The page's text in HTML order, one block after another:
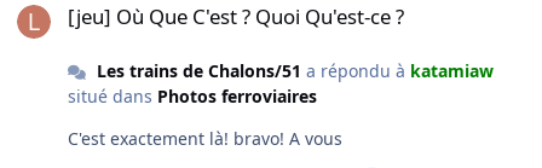
[jeu] Où Que C'est ? Quoi Qu'est-ce ?
Les trains de Chalons/51 a répondu à katamiaw
situé dans Photos ferroviaires
C'est exactement là! bravo! A vous